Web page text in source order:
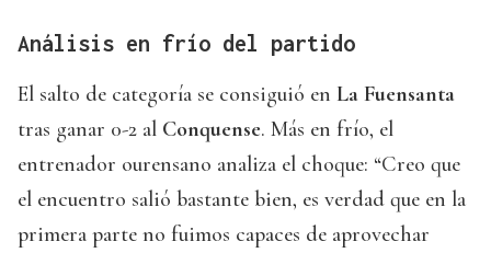
Análisis en frío del partido
El salto de categoría se consiguió en La Fuensanta
tras ganar 0-2 al Conquense. Más en frío, el
entrenador ourensano analiza el choque: “Creo que
el encuentro salió bastante bien, es verdad que en la
primera parte no fuimos capaces de aprovechar